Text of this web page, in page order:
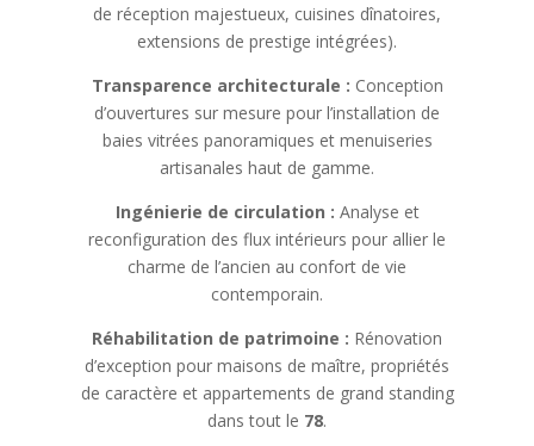
de réception majestueux, cuisines dînatoires,
extensions de prestige intégrées).
Transparence architecturale : Conception
d’ouvertures sur mesure pour l’installation de
baies vitrées panoramiques et menuiseries
artisanales haut de gamme.
Ingénierie de circulation : Analyse et
reconfiguration des flux intérieurs pour allier le
charme de l’ancien au confort de vie
contemporain.
Réhabilitation de patrimoine : Rénovation
d’exception pour maisons de maître, propriétés
de caractère et appartements de grand standing
dans tout le 78.